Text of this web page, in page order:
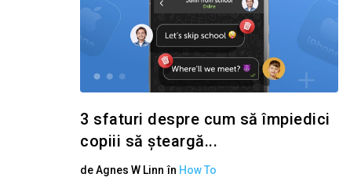
3 sfaturi despre cum să împiedici
copiii să șteargă...
deAgnes W Linn în How To